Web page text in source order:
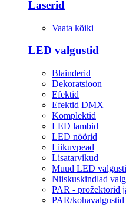
Laserid
Vaata kõiki
LED valgustid
Blainderid
Dekoratsioon
Efektid
Efektid DMX
Komplektid
LED lambid
LED nöörid
Liikuvpead
Lisatarvikud
Muud LED
Niiskuskindlad
PAR - prožektorid
PAR/kohavalgustid